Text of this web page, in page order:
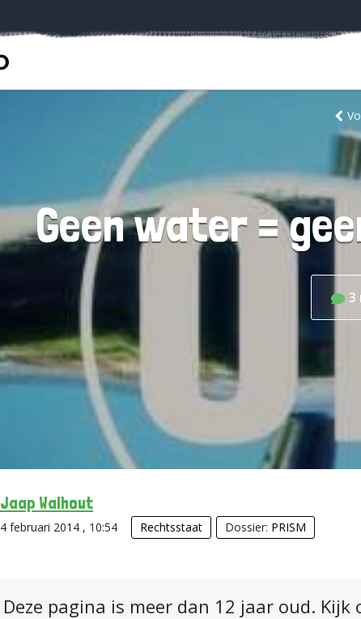
Geen water =
3
Jaap Walhout
4 februari 2014 , 10:54 Rechtsstaat Dossier: PRISM
Deze pagina is meer dan 12 jaar oud.